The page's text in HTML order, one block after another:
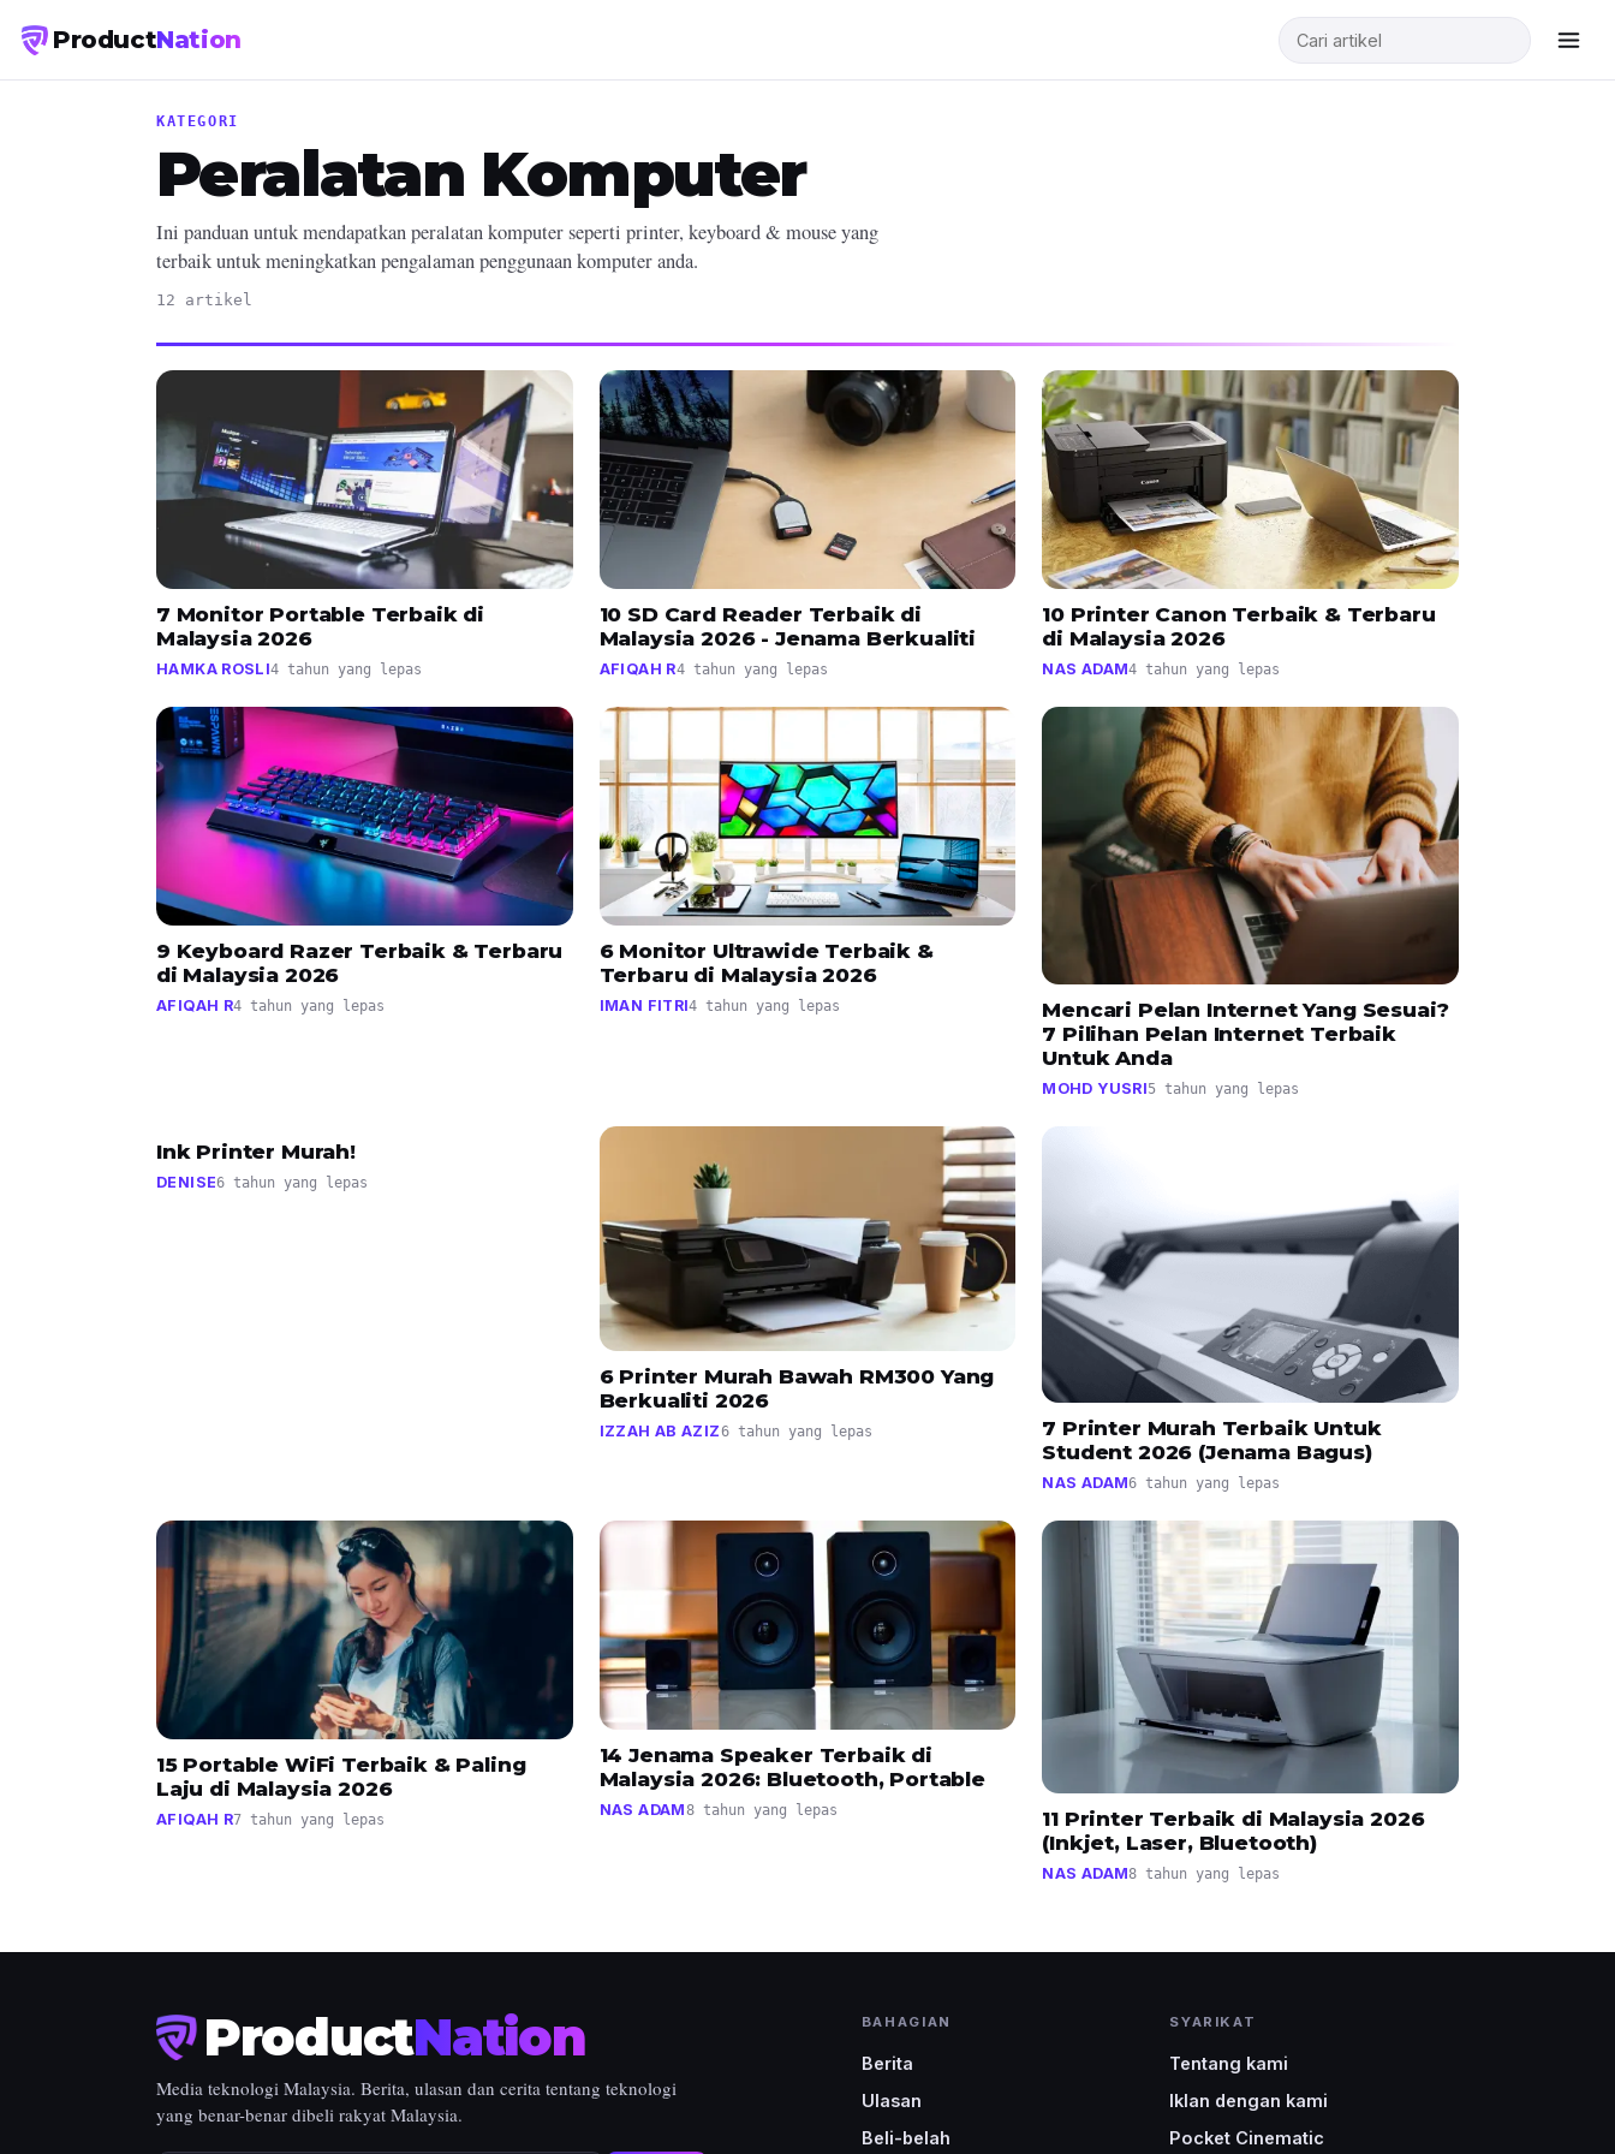
ProductNation
KATEGORI
Peralatan Komputer
Ini panduan untuk mendapatkan peralatan komputer seperti printer, keyboard & mouse yang
terbaik untuk meningkatkan pengalaman penggunaan komputer anda.
12 artikel
7 Monitor Portable Terbaik di
Malaysia 2026
HAMKA ROSLI4 tahun yang lepas
10 SD Card Reader Terbaik di
Malaysia 2026 - Jenama Berkualiti
AFIQAH R4 tahun yang lepas
10 Printer Canon Terbaik & Terbaru
di Malaysia 2026
NAS ADAM4 tahun yang lepas
9 Keyboard Razer Terbaik & Terbaru
di Malaysia 2026
AFIQAH R4 tahun yang lepas
6 Monitor Ultrawide Terbaik &
Terbaru di Malaysia 2026
IMAN FITRI4 tahun yang lepas
Mencari Pelan Internet Yang Sesuai?
7 Pilihan Pelan Internet Terbaik
Untuk Anda
MOHD YUSRI5 tahun yang lepas
Ink Printer Murah!
DENISE6 tahun yang lepas
6 Printer Murah Bawah RM300 Yang
Berkualiti 2026
IZZAH AB AZIZ6 tahun yang lepas
7 Printer Murah Terbaik Untuk
Student 2026 (Jenama Bagus)
NAS ADAM6 tahun yang lepas
15 Portable WiFi Terbaik & Paling
Laju di Malaysia 2026
AFIQAH R7 tahun yang lepas
14 Jenama Speaker Terbaik di
Malaysia 2026: Bluetooth, Portable
NAS ADAM8 tahun yang lepas
11 Printer Terbaik di Malaysia 2026
(Inkjet, Laser, Bluetooth)
NAS ADAM8 tahun yang lepas
ProductNation
Media teknologi Malaysia. Berita, ulasan dan cerita tentang teknologi
yang benar-benar dibeli rakyat Malaysia.
BAHAGIAN
Berita
Ulasan
Beli-belah
SYARIKAT
Tentang kami
Iklan dengan kami
Pocket Cinematic